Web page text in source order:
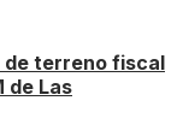
de terreno fiscal
de Las